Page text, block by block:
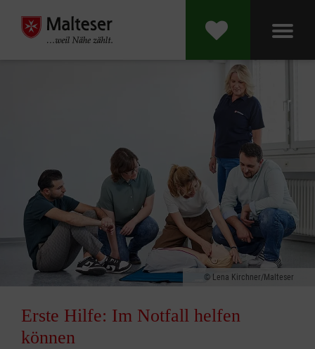
Lena Kirchner/Malteser
Erste Hilfe: Im Notfall helfen
können